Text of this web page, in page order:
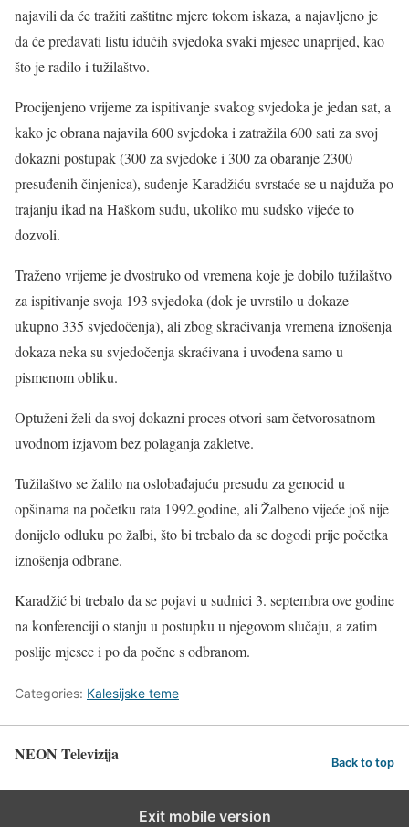
najavili da će tražiti zaštitne mjere tokom iskaza, a najavljeno je
da će predavati listu idućih svjedoka svaki mjesec unaprijed, kao
što je radilo i tužilaštvo.
Procijenjeno vrijeme za ispitivanje svakog svjedoka je jedan sat, a
kako je obrana najavila 600 svjedoka i zatražila 600 sati za svoj
dokazni postupak (300 za svjedoke i 300 za obaranje 2300
presuđenih činjenica), suđenje Karadžiću svrstaće se u najduža po
trajanju ikad na Haškom sudu, ukoliko mu sudsko vijeće to
dozvoli.
Traženo vrijeme je dvostruko od vremena koje je dobilo tužilaštvo
za ispitivanje svoja 193 svjedoka (dok je uvrstilo u dokaze
ukupno 335 svjedočenja), ali zbog skraćivanja vremena iznošenja
dokaza neka su svjedočenja skraćivana i uvođena samo u
pismenom obliku.
Optuženi želi da svoj dokazni proces otvori sam četvorosatnom
uvodnom izjavom bez polaganja zakletve.
Tužilaštvo se žalilo na oslobađajuću presudu za genocid u
opšinama na početku rata 1992.godine, ali Žalbeno vijeće još nije
donijelo odluku po žalbi, što bi trebalo da se dogodi prije početka
iznošenja odbrane.
Karadžić bi trebalo da se pojavi u sudnici 3. septembra ove godine
na konferenciji o stanju u postupku u njegovom slučaju, a zatim
poslije mjesec i po da počne s odbranom.
Categories: Kalesijske teme
NEON Televizija Back to top
Exit mobile version